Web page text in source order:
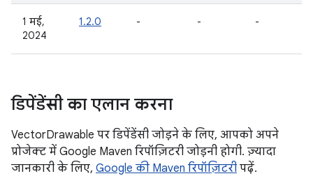
1 मई,
2024
1.2.0 - - -
डिपेंडेंसी का एलान करना
VectorDrawable पर डिपेंडेंसी जोड़ने के लिए, आपको अपने
प्रोजेक्ट में Google Maven रिपॉज़िटरी जोड़नी होगी. ज़्यादा
जानकारी के लिए, Google की Maven रिपॉज़िटरी पढ़ें.